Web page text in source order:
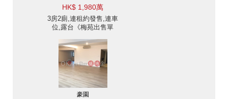
HK$ 1,980萬
3房2廁,連租約發售,連車
位,露台《梅苑出售單
豪園